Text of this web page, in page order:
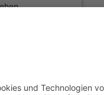
Management